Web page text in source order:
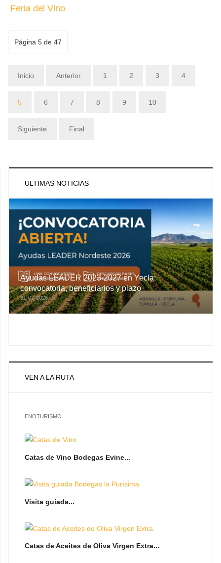
Feria del Vino
Página 5 de 47
Inicio Anterior 1 2 3 4
5 6 7 8 9 10
Siguiente Final
ULTIMAS NOTICIAS
Ayudas LEADER 2023-2027 en Yecla:
convocatoria, beneficiarios y plazo
31-07-2026
VEN A LA RUTA
ENOTURISMO
Catas de Vino Bodegas Evine...
Visita guiada...
Catas de Aceites de Oliva Virgen Extra...